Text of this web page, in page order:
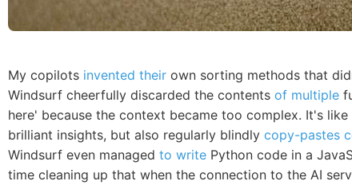
My copilots invented their own sorting methods that
Windsurf cheerfully discarded the contents of multiple
here' because the context became too complex. It's
brilliant insights, but also regularly blindly copy-pastes
Windsurf even managed to write Python code in a
time cleaning up that when the connection to the AI